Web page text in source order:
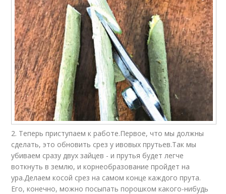
2. Теперь приступаем к работе.Первое, что мы должны
сделать, это обновить срез у ивовых прутьев.Так мы
убиваем сразу двух зайцев - и прутья будет легче
воткнуть в землю, и корнеобразование пройдет на
ура.Делаем косой срез на самом конце каждого прута.
Его, конечно, можно посыпать порошком какого-нибудь